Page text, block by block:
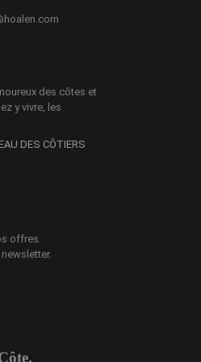
des côtes et
y vivre, les
DES CÔTIERS
offres.